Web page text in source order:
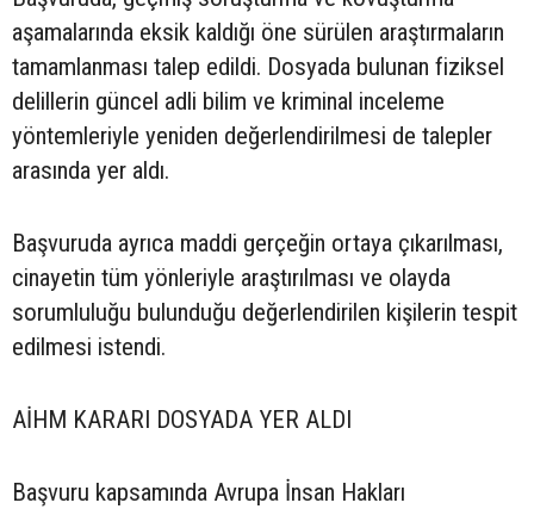
aşamalarında eksik kaldığı öne sürülen araştırmaların
tamamlanması talep edildi. Dosyada bulunan fiziksel
delillerin güncel adli bilim ve kriminal inceleme
yöntemleriyle yeniden değerlendirilmesi de talepler
arasında yer aldı.
Başvuruda ayrıca maddi gerçeğin ortaya çıkarılması,
cinayetin tüm yönleriyle araştırılması ve olayda
sorumluluğu bulunduğu değerlendirilen kişilerin tespit
edilmesi istendi.
AİHM KARARI DOSYADA YER ALDI
Başvuru kapsamında Avrupa İnsan Hakları